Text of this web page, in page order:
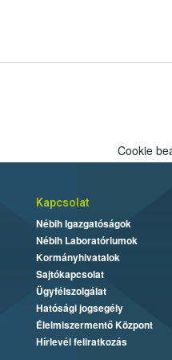
Cookie
Kapcsolat
Nébih Igazgatóságok
Nébih Laboratóriumok
Kormányhivatalok
Sajtókapcsolat
Ügyfélszolgálat
Hatósági jogsegély
Élelmiszermentő Központ
Hírlevél feliratkozás